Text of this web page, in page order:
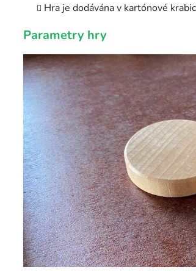
Hra je dodávána v kartónové
Parametry hry